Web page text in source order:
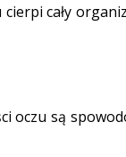
cały
oczu są